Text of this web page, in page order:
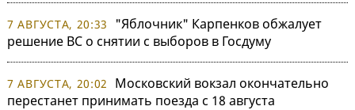
7 АВГУСТА, 20:33
"Яблочник" Карпенков обжалует
решение ВС о снятии с выборов в Госдуму
7 АВГУСТА, 20:02
Московский вокзал окончательно
перестанет принимать поезда с 18 августа